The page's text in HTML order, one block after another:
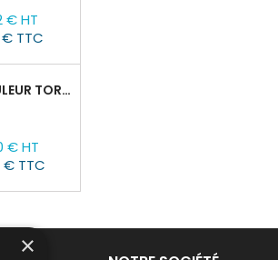
€ HT
TTC
PATIN ROULEUR TOR CRO-6 : 8T
€ HT
€ TTC
×